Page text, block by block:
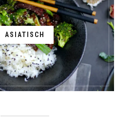
ASIATISCH